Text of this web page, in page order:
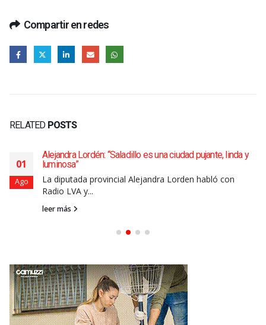
Compartir en redes
RELATED POSTS
01
Ago
Alejandra Lordén: “Saladillo es una ciudad pujante, linda y
luminosa”
La diputada provincial Alejandra Lorden habló con
Radio LVA y...
leer más